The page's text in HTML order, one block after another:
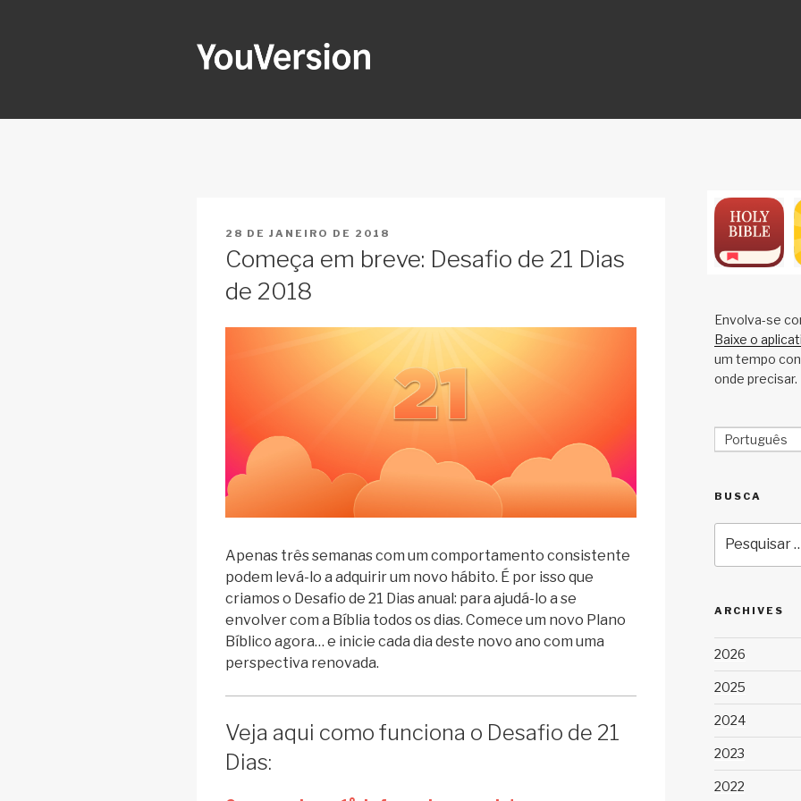
PUBLICADO
28 DE JANEIRO DE 2018
Começa em breve: Desafio de 21 Dias
de 2018
Apenas três semanas com um comportamento consistente
podem levá-lo a adquirir um novo hábito. É por isso que
criamos o Desafio de 21 Dias anual: para ajudá-lo a se
envolver com a Bíblia todos os dias. Comece um novo Plano
Bíblico agora… e inicie cada dia deste novo ano com uma
perspectiva renovada.
Veja aqui como funciona o Desafio de 21
Dias:
Envolva-se
Baixe o
um tempo
onde precisar.
Português
BUSCA
por:
ARCHIVES
2026
2025
2024
2023
2022